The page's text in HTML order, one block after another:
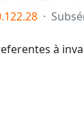
·
à